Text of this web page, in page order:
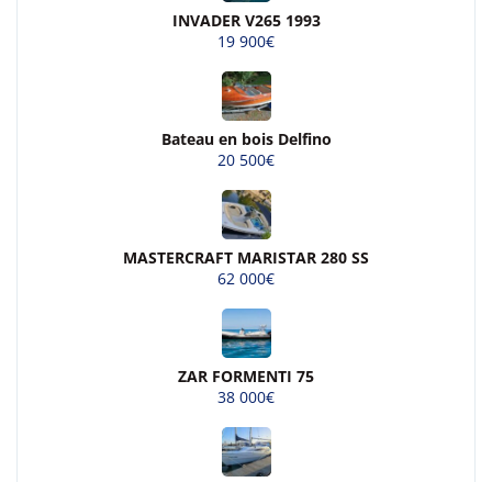
INVADER V265 1993
19 900€
Bateau en bois Delfino
20 500€
MASTERCRAFT MARISTAR 280 SS
62 000€
ZAR FORMENTI 75
38 000€